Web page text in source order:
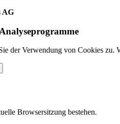
AG
der Verwendung von Cookies zu.
Browsersitzung bestehen.